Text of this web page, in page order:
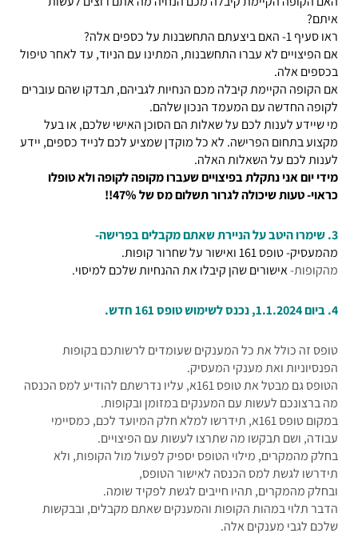
איתם?
ראו סעיף 1- האם ביצעתם התחשבנות על כספים אלה?
אם הפיצויים לא עברו התחשבנות, המתינו עם הניוד, עד לאחר טיפול
בכספים אלה.
אם הקופה הקיימת קיבלה מכם הנחיות לגביהם, תבדקו שהם עוברים
לקופה החדשה עם המעמד הנכון שלהם.
מי שיידע לענות לכם על שאלות הם הסוכן האישי שלכם, או בעל
מקצוע בתחום הפרישה. לא כל מוקדן שמציע לכם לנייד כספים, יידע
לענות לכם על השאלות האלה.
מידי יום אני נתקלת בפיצויים שעברו מקופה לקופה ולא טופלו
כראוי- טעות שיכולה לגרור תשלום מס של 47%!!
3. שימרו היטב על הניירת שאתם מקבלים בפרישה-
מהמעסיק- טופס 161 ואישור על שחרור קופות.
מהקופות-אישורים שהן קיבלו את ההנחיות שלכם למיסוי.
4. ביום 1.1.2024, נכנס לשימוש טופס 161 חדש.
טופס זה כולל את כל המענקים שעומדים לרשותכם בקופות
הפנסיוניות ואת מענקי המעסיק.
הטופס גם מבטל את טופס 161א, עליו נדרשתם להודיע למס הכנסה
מה ברצונכם לעשות עם המענקים במזומן ובקופות.
במקום טופס 161א, תידרשו למלא חלק המיועד לכם, כמסיימי
עבודה, ושם תבקשו מה שתרצו לעשות עם הפיצויים.
בחלק מהמקרים, מילוי הטופס יספיק לפעול מול הקופות, ולא
תידרשו לגשת למס הכנסה לאישור הטופס,
ובחלק מהמקרים, תהיו חייבים לגשת לפקיד שומה.
הדבר תלוי במהות הקופות והמענקים שאתם מקבלים, ובבקשות
שלכם לגבי מענקים אלה.